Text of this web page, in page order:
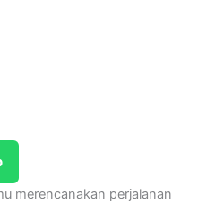
merencanakan perjalanan